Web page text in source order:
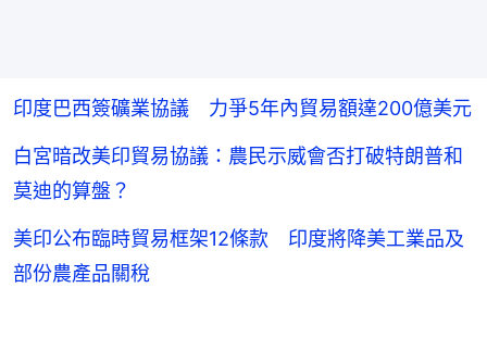
印度巴西簽礦業協議 力爭5年內貿易額達200億美元
白宮暗改美印貿易協議：農民示威會否打破特朗普和
莫迪的算盤？
美印公布臨時貿易框架12條款 印度將降美工業品及
部份農產品關稅